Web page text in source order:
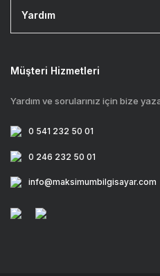
Yardım
Müşteri Hizmetleri
Yardım ve sorularınız için bize
0 541 232 50 01
0 246 232 50 01
info@maksimumbilgisayar.com